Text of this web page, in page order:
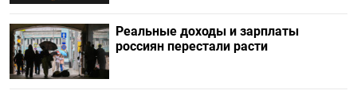
Реальные доходы и зарплаты
россиян перестали расти